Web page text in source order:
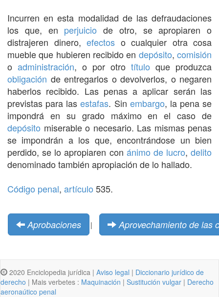
Incurren en esta modalidad de las defraudaciones
los que, en perjuicio de otro, se apropiaren o
distrajeren dinero, efectos o cualquier otra cosa
mueble que hubieren recibido en depósito,comisión
o administración, o por otro título que produzca
obligación de entregarlos o devolverlos, o negaren
haberlos recibido. Las penas a aplicar serán las
previstas para lasestafas. Sin embargo, la pena se
impondrá en su grado máximo en el caso de
depósito miserable o necesario. Las mismas penas
se impondrán a los que, encontrándose un bien
perdido, se lo apropiaren con ánimo de lucro, delito
denominado también apropiación de lo hallado.
Código penal, artículo 535.
Aprobaciones | Aprovechamiento de las
2020 Enciclopedia jurídica | Aviso legal | Diccionario jurídico de
derecho | Mais verbetes : Maquinación | Sustitución vulgar | Derecho
aeronaútico penal